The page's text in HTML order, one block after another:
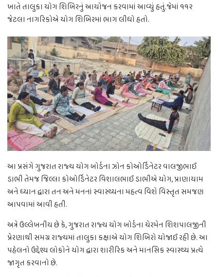
ખાતે તાલુકા યોગ શિબિરનું આયોજન કરવામાં આવ્યું હતું.જેમાં ૧૧૨
જેટલા નાગરિકોએ યોગ શિબિરમાં ભાગ લીધો હતો.
આ પ્રસંગે ગુજરાત રાજ્ય યોગ બોર્ડના ઝોન કોઓર્ડિનેટર વાલજીભાઈ
ડાભી તેમજ જિલ્લા કોઓર્ડિનેટર વિશાલભાઈ ડાભીએ યોગ, પ્રાણાયામ
અને ધ્યાન દ્વારા તન અને મનનાં સ્વાસ્થ્યના મહત્વ વિશે વિસ્તૃત સમજણ
આપવામાં આવી હતી.
અત્રે ઉલ્લેખનીય છે કે, ગુજરાત રાજ્ય યોગ બોર્ડના ચેરમેન શિશપાલજીની
પ્રેરણાથી સમગ્ર રાજ્યમાં તાલુકા કક્ષાએ યોગ શિબિરો યોજાઈ રહી છે. આ
પહેલનો ઉદ્દેશ્ય લોકોને યોગ દ્વારા શારીરિક અને માનસિક સ્વાસ્થ્ય પ્રત્યે
જાગૃત કરવાનો છે.